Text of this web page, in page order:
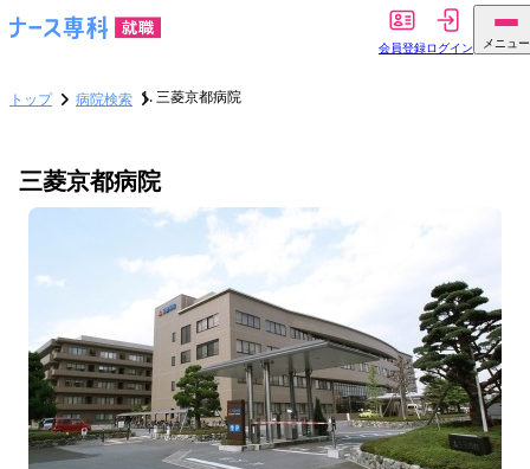
会員登録ログイン メニュー
トップ 病院検索 三菱京都病院
三菱京都病院